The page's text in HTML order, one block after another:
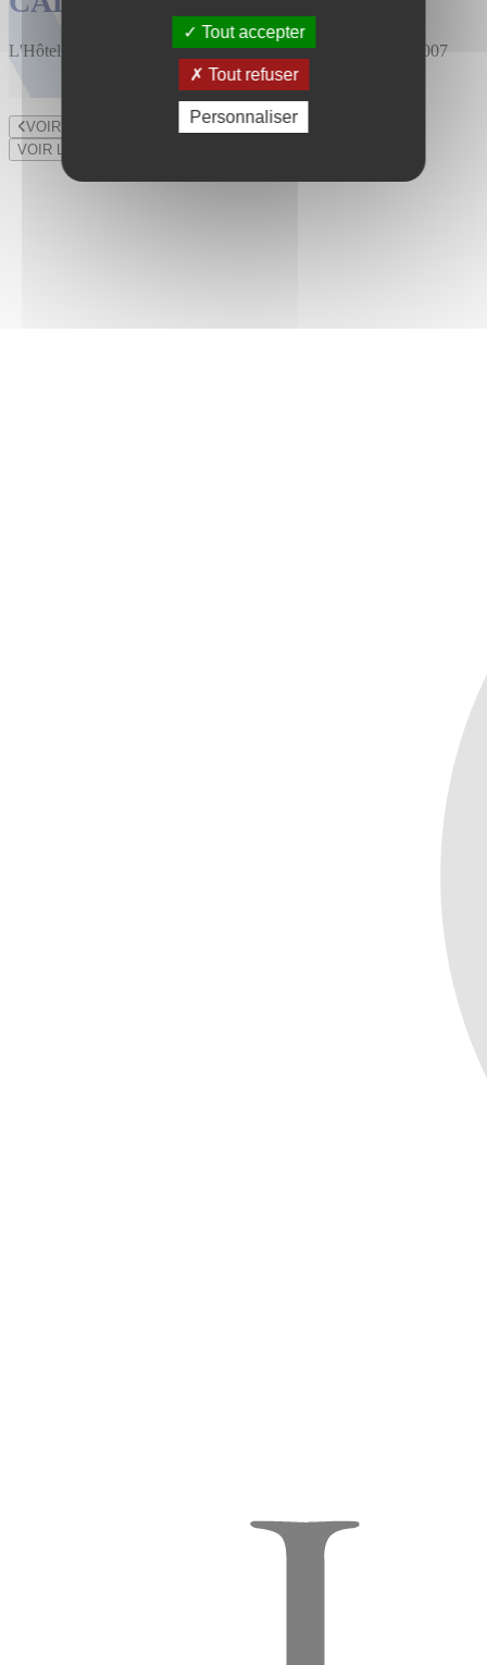
L'Hôtel des Ventes est installé au 47 rue du Bourny depuis 2007
VOIR LE LOT PRÉCÉDENT
VOIR LE LOT SUIVANT
Tout accepter
Tout refuser
Personnaliser